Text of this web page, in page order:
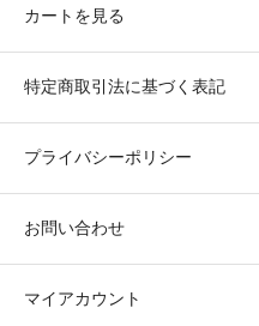
カートを見る
特定商取引法に基づく表記
プライバシーポリシー
お問い合わせ
マイアカウント